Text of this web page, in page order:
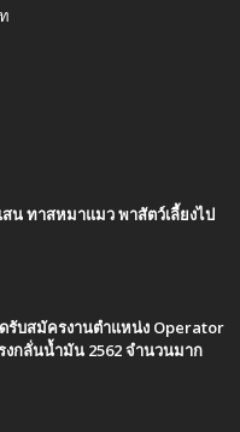
น ทาสหมาแมว พาสัตว์เลี้ยงไป
รับสมัครงานตำแหน่ง Operator
งกลั่นน้ำมัน 2562 จำนวนมาก